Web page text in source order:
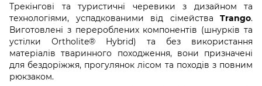
Трекінгові та туристичні черевики з дизайном та
технологіями, успадкованими від сімейства Trango.
Виготовлені з перероблених компонентів (шнурків та
устілки Ortholite® Hybrid) та без використання
матеріалів тваринного походження, вони призначені
для бездоріжжя, прогулянок лісом та походів з повним
рюкзаком.